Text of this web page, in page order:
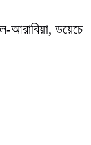
আরাবিয়া, ডয়েচে